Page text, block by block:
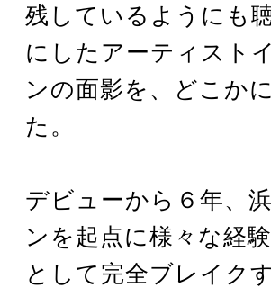
残しているようにも
にしたアーティスト
ンの面影を、どこか
た。
デビューから６年、
ンを起点に様々な経
として完全ブレイク